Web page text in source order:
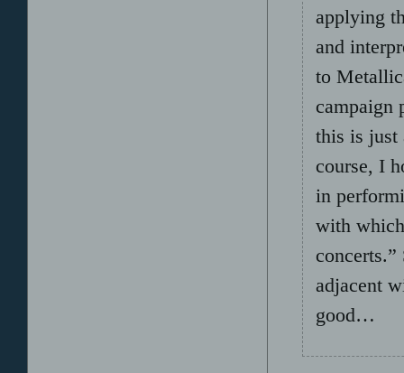
applying
and
to
campaign
this is just
course, I
in
with
adjacent
good…